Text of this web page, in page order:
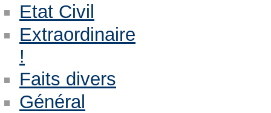
Etat Civil
Extraordinaire
!
Faits divers
Général